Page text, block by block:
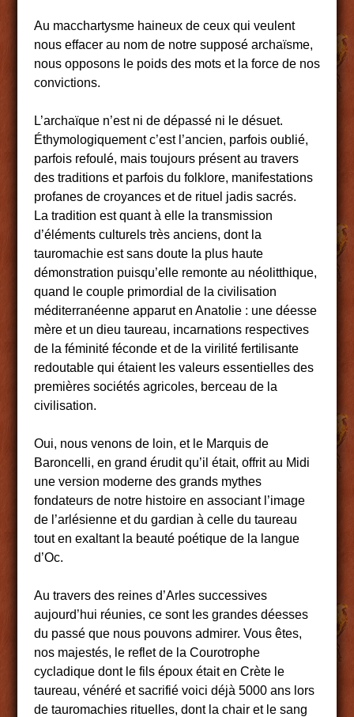
Au macchartysme haineux de ceux qui veulent
nous effacer au nom de notre supposé archaïsme,
nous opposons le poids des mots et la force de nos
convictions.
L’archaïque n’est ni de dépassé ni le désuet.
Éthymologiquement c’est l’ancien, parfois oublié,
parfois refoulé, mais toujours présent au travers
des traditions et parfois du folklore, manifestations
profanes de croyances et de rituel jadis sacrés.
La tradition est quant à elle la transmission
d’éléments culturels très anciens, dont la
tauromachie est sans doute la plus haute
démonstration puisqu’elle remonte au néolitthique,
quand le couple primordial de la civilisation
méditerranéenne apparut en Anatolie : une déesse
mère et un dieu taureau, incarnations respectives
de la féminité féconde et de la virilité fertilisante
redoutable qui étaient les valeurs essentielles des
premières sociétés agricoles, berceau de la
civilisation.
Oui, nous venons de loin, et le Marquis de
Baroncelli, en grand érudit qu’il était, offrit au Midi
une version moderne des grands mythes
fondateurs de notre histoire en associant l’image
de l’arlésienne et du gardian à celle du taureau
tout en exaltant la beauté poétique de la langue
d’Oc.
Au travers des reines d’Arles successives
aujourd’hui réunies, ce sont les grandes déesses
du passé que nous pouvons admirer. Vous êtes,
nos majestés, le reflet de la Courotrophe
cycladique dont le fils époux était en Crète le
taureau, vénéré et sacrifié voici déjà 5000 ans lors
de tauromachies rituelles, dont la chair et le sang